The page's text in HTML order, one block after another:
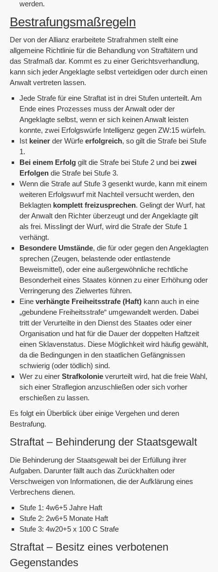
werden.
Bestrafungsmaßregeln
Der von der Allianz erarbeitete Strafrahmen stellt eine
allgemeine Richtlinie für die Behandlung von Straftätern und
das Strafmaß dar. Kommt es zu einer Gerichtsverhandlung,
kann sich jeder Angeklagte selbst verteidigen oder durch einen
Anwalt vertreten lassen.
Jede Strafe für eine Straftat ist in drei Stufen unterteilt. Am
Ende eines Prozesses muss der Anwalt oder der
Angeklagte selbst, wenn er sich keinen Anwalt leisten
konnte, zwei Erfolgswürfe Intelligenz gegen ZW:15 würfeln.
Ist keiner der Würfe erfolgreich, so gilt die Strafe bei Stufe
1.
Bei einem Erfolg gilt die Strafe bei Stufe 2 und bei zwei
Erfolgen die Strafe bei Stufe 3.
Wenn die Strafe auf Stufe 3 gesenkt wurde, kann mit einem
weiteren Erfolgswurf mit Nachteil versucht werden, den
Beklagten komplett freizusprechen. Gelingt der Wurf, hat
der Anwalt den Richter überzeugt und der Angeklagte gilt
als frei. Misslingt der Wurf, wird die Strafe der Stufe 1
verhängt.
Besondere Umstände, die für oder gegen den Angeklagten
sprechen (Zeugen, belastende oder entlastende
Beweismittel), oder eine außergewöhnliche rechtliche
Besonderheit eines Staates können zu einer Erhöhung oder
Verringerung des Zielwertes führen.
Eine verhängte Freiheitsstrafe (Haft) kann auch in eine
„gebundene Freiheitsstrafe“ umgewandelt werden. Dabei
tritt der Verurteilte in den Dienst des Staates oder einer
Organisation und hat für die Dauer der doppelten Haftzeit
einen Sklavenstatus. Diese Möglichkeit wird häufig gewählt,
da die Bedingungen in den staatlichen Gefängnissen
schwierig (oder tödlich) sind.
Wer zu einer Strafkolonie verurteilt wird, hat die freie Wahl,
sich einer Straflegion anzuschließen oder sich vorher
erschießen zu lassen.
Es folgt ein Überblick über einige Vergehen und deren
Bestrafung.
Straftat – Behinderung der Staatsgewalt
Die Behinderung der Staatsgewalt bei der Erfüllung ihrer
Aufgaben. Darunter fällt auch das Zurückhalten oder
Verschweigen von Informationen, die der Aufklärung eines
Verbrechens dienen.
Stufe 1: 4w6+5 Jahre Haft
Stufe 2: 2w6+5 Monate Haft
Stufe 3: 4w20+5 x 100 C Strafe
Straftat – Besitz eines verbotenen
Gegenstandes